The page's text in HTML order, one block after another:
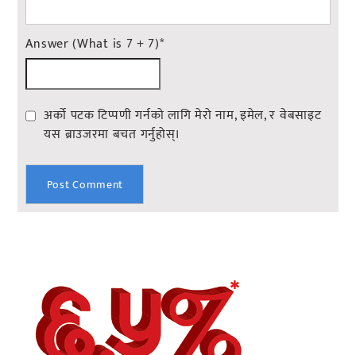
Answer (What is 7 + 7)*
अर्को पटक टिप्पणी गर्नको लागि मेरो नाम, इमेल, र वेबसाइट
यस ब्राउजरमा बचत गर्नुहोस्।